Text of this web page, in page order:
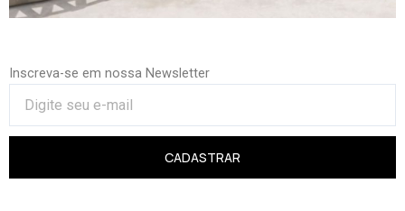
Inscreva-se em nossa Newsletter
CADASTRAR